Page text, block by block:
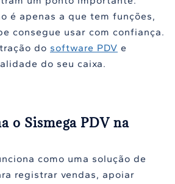
é apenas a que tem funções,
consegue usar com confiança.
do software PDV e
do seu caixa.
o Sismega PDV na
como uma solução de
registrar vendas, apoiar